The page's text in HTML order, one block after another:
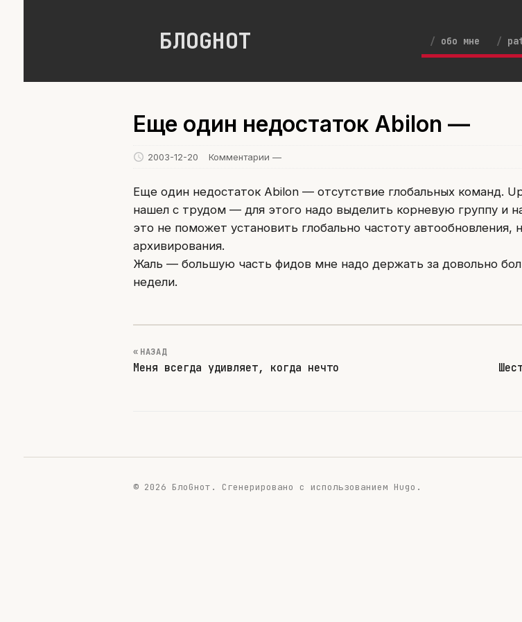
БЛОGНОТ обо мне
Еще один недостаток Abilon —
2003-12-20 Комментарии —
Еще один недостаток Abilon — отсутствие глобальных команд.
нашел с трудом — для этого надо выделить корневую группу и
это не поможет установить глобально частоту
архивирования.
Жаль — большую часть фидов мне надо держать за довольно
недели.
« НАЗАД
Меня всегда удивляет, когда нечто
© 2026 БлоGнот. Сгенерировано с использованием Hugo .